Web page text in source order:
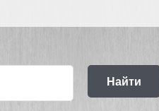
Найти